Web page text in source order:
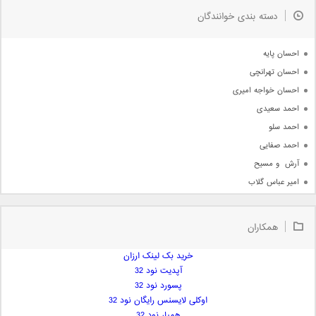
جدیدترین ها
دسته بندی خوانندگان
احسان پایه
احسان تهرانچی
احسان خواجه امیری
احمد سعیدی
احمد سلو
احمد صفایی
آرش  و مسیح
امیر عباس گلاب
امیر علی
همکاران
خرید بک لینک ارزان
آپدیت نود 32
پسورد نود 32
اوکلی لایسنس رایگان نود 32